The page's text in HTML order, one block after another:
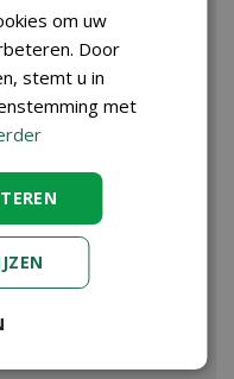
om uw
Door
stemt u in
met